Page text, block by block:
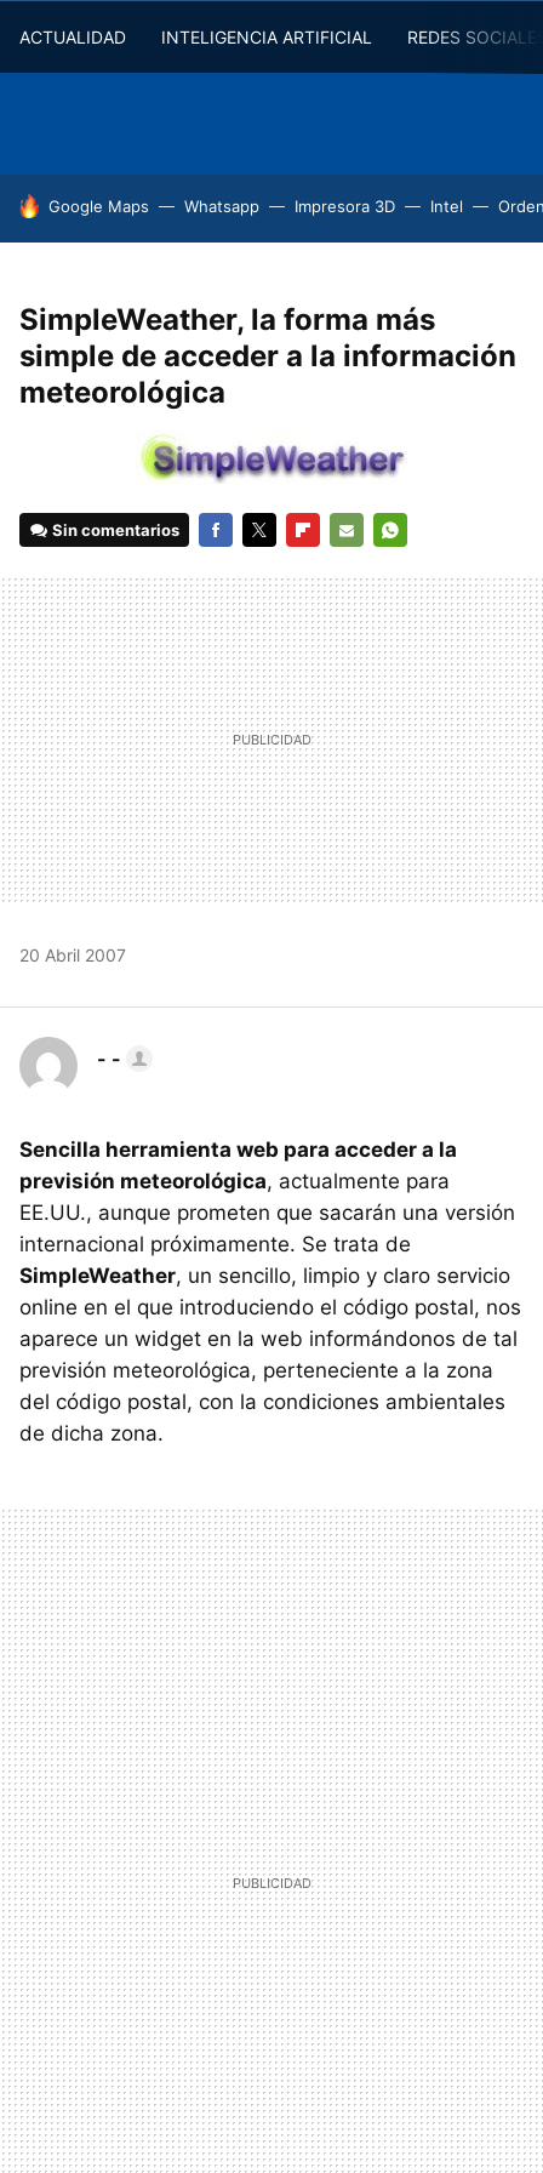
ACTUALIDAD INTELIGENCIA ARTIFICIAL REDES
HOY SE HABLA DE
Google Maps Whatsapp Impresora 3D Intel
SimpleWeather, la forma más
simple de acceder a la información
meteorológica
Sin comentarios
MAIL
20 Abril 2007
- -
Sencilla herramienta web para acceder a la
previsión meteorológica, actualmente para
EE.UU., aunque prometen que sacarán una versión
internacional próximamente. Se trata de
SimpleWeather, un sencillo, limpio y claro servicio
online en el que introduciendo el código postal, nos
aparece un widget en la web informándonos de tal
previsión meteorológica, perteneciente a la zona
del código postal, con la condiciones ambientales
de dicha zona.